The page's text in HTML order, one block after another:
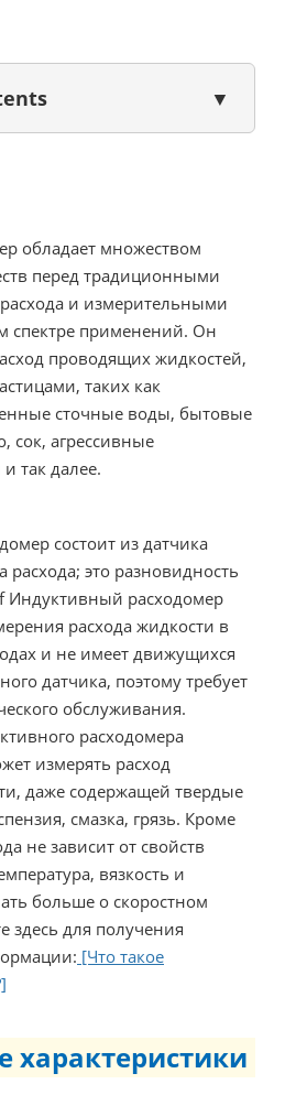
▼
обладает множеством
перед традиционными
и измерительными
спектре применений. Он
проводящих жидкостей,
таких как
сточные воды, бытовые
сок, агрессивные
так далее.
состоит из датчика
расхода; это разновидность
Индуктивный расходомер
расхода жидкости в
и не имеет движущихся
датчика, поэтому требует
обслуживания.
расходомера
измерять расход
даже содержащей твердые
смазка, грязь. Кроме
не зависит от свойств
вязкость и
больше о скоростном
здесь для получения
[Что такое
характеристики